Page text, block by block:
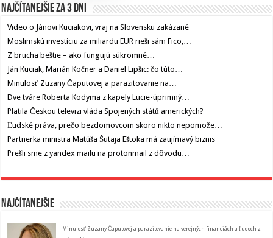
Najčítanejšie za 3 dni
Video o Jánovi Kuciakovi, vraj na Slovensku zakázané
Moslimskú investíciu za miliardu EUR rieši sám Fico,…
Z brucha beštie – ako fungujú súkromné…
Ján Kuciak, Marián Kočner a Daniel Lipšic: čo túto…
Minulosť Zuzany Čaputovej a parazitovanie na…
Dve tváre Roberta Kodyma z kapely Lucie-úprimný…
Platila Českou televizi vláda Spojených států amerických?
Ľudské práva, prečo bezdomovcom skoro nikto nepomože…
Partnerka ministra Matúša Šutaja Eštoka má zaujímavý biznis
Prešli sme z yandex mailu na protonmail z dôvodu…
Najčítanejšie
Minulosť Zuzany Čaputovej a parazitovanie na verejných financiách a ľudoch z